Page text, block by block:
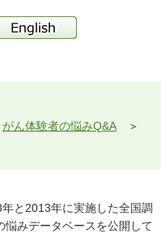
がん体験者の悩みQ&A
と2013年に実施した全国調
みデータベースを公開して